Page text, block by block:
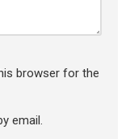
browser for the
email.